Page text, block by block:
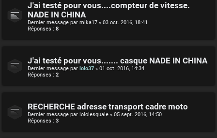
J'ai testé pour vous....compteur de vitesse.
NADE IN CHINA
Dernier message par mika17 « 03 oct. 2016, 18:41
Réponses : 8
J'ai testé pour vous....... casque NADE IN CHINA
Dernier message par lolo37 « 01 oct. 2016, 14:34
Réponses : 2
RECHERCHE adresse transport cadre moto
Dernier message par lololesquale « 05 sept. 2016, 14:50
Réponses : 3